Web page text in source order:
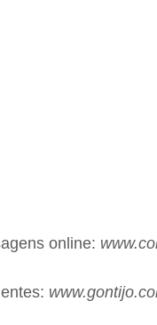
online: